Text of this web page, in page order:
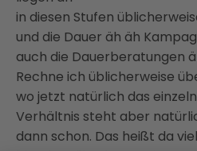
in diesen Stufen
und die Dauer äh äh
auch die Dauerberatungen
Rechne ich üblicherweise
wo jetzt natürlich das
Verhältnis steht aber
dann schon. Das heißt da